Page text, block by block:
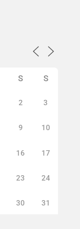
S S
2 3
9 10
16 17
23 24
30 31